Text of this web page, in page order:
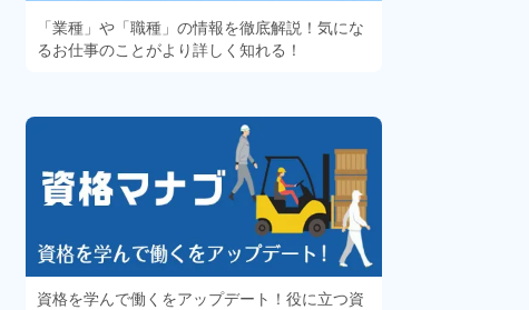
「業種」や「職種」の情報を徹底解説！気にな
るお仕事のことがより詳しく知れる！
資格を学んで働くをアップデート！役に立つ資